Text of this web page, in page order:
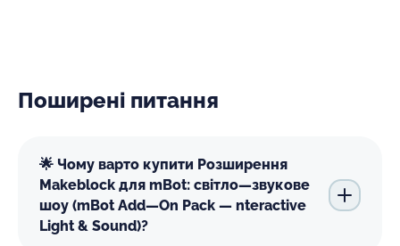
Поширені питання
🌟 Чому варто купити Розширення
Makeblock для mBot: світло—звукове
шоу (mBot Add—On Pack — nteractive
Light & Sound)?